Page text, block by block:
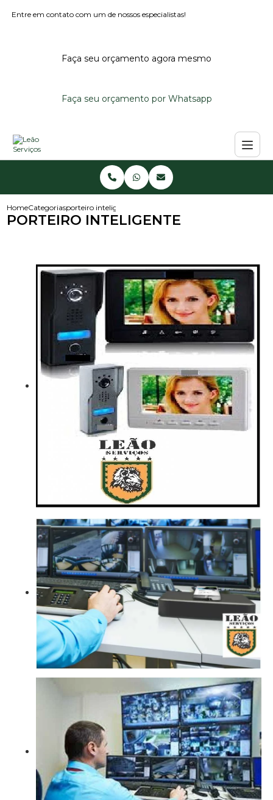
Entre em contato com um de nossos especialistas!
Faça seu orçamento agora mesmo
Faça seu orçamento por Whatsapp
HomeCategoriasporteiro inteligente
PORTEIRO INTELIGENTE